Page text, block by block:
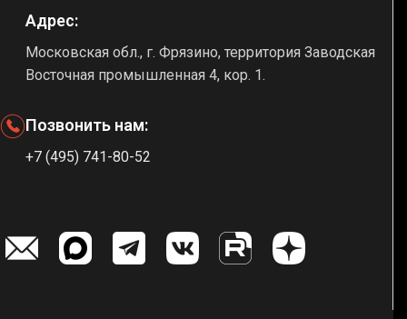
Адрес:
Московская обл., г. Фрязино, территория Заводская
Восточная промышленная 4, кор. 1.
Позвонить нам:
+7 (495) 741-80-52